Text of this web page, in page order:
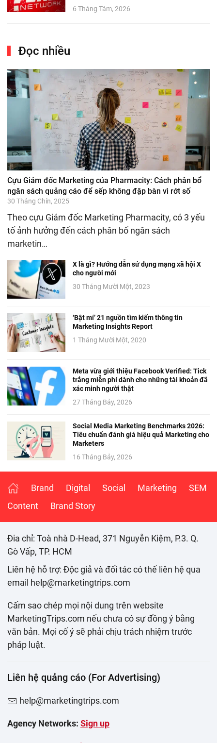
6 Tháng Tám, 2026
Đọc nhiều
Cựu Giám đốc Marketing của Pharmacity: Cách phân bổ
ngân sách quảng cáo để sếp không đập bàn vì rớt số
30 Tháng Chín, 2025
Theo cựu Giám đốc Marketing Pharmacity, có 3 yếu
tố ảnh hưởng đến cách phân bổ ngân sách
marketin…
X là gì? Hướng dẫn sử dụng mạng xã hội X
cho người mới
30 Tháng Mười Một, 2023
‘Bật mí’ 21 nguồn tìm kiếm thông tin
Marketing Insights Report
1 Tháng Mười Một, 2020
Meta vừa giới thiệu Facebook Verified: Tick
trắng miễn phí dành cho những tài khoản đã
xác minh người thật
27 Tháng Bảy, 2026
Social Media Marketing Benchmarks 2026:
Tiêu chuẩn đánh giá hiệu quả Marketing cho
Marketers
16 Tháng Bảy, 2026
Brand Digital Social Marketing
SEM
Content
Brand Story
Đia chỉ: Toà nhà D-Head, 371 Nguyễn Kiệm, P.3. Q.
Gò Vấp, TP. HCM
Liên hệ hỗ trợ: Độc giả và đối tác có thể liên hệ qua
email help@marketingtrips.com
Cấm sao chép mọi nội dung trên website
MarketingTrips.com nếu chưa có sự đồng ý bằng
văn bản. Mọi cố ý sẽ phải chịu trách nhiệm trước
pháp luật.
Liên hệ quảng cáo (For Advertising)
help@marketingtrips.com
Agency Networks: Sign up